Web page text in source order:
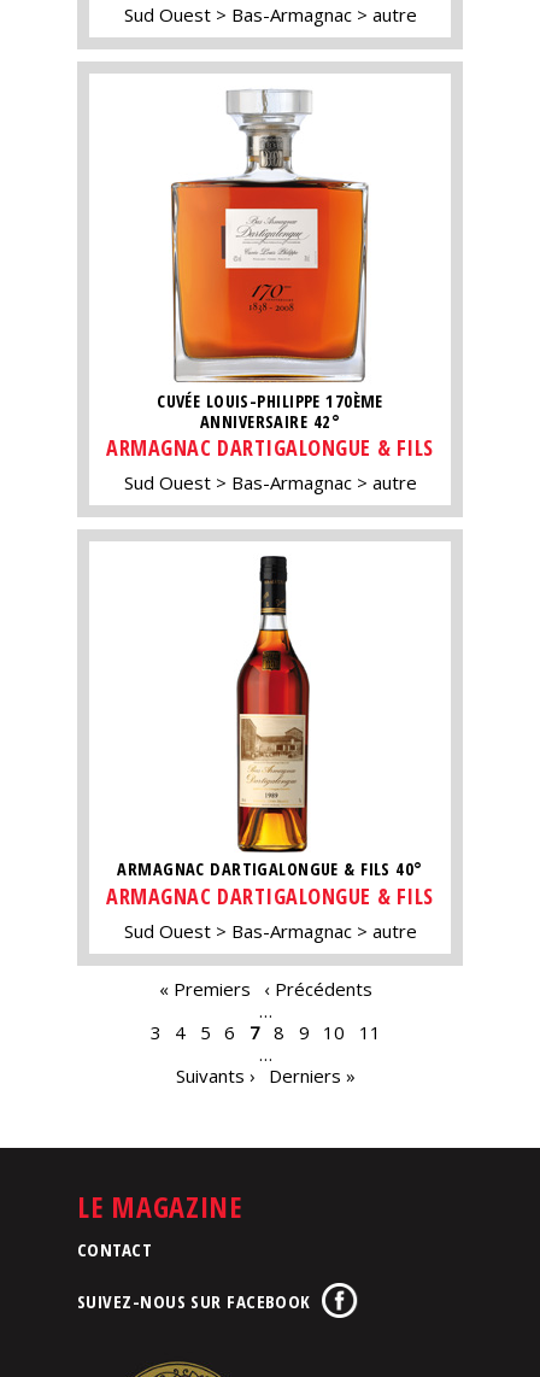
Sud Ouest Bas-Armagnac autre
CUVÉE LOUIS-PHILIPPE 170ÈME
ANNIVERSAIRE 42°
ARMAGNAC DARTIGALONGUE & FILS
Sud Ouest Bas-Armagnac autre
ARMAGNAC DARTIGALONGUE & FILS 40°
ARMAGNAC DARTIGALONGUE & FILS
Sud Ouest Bas-Armagnac autre
« Premiers
‹ Précédents
…
3
4 5 6 7 8 9 10
11
…
Suivants ›
Derniers »
LE MAGAZINE
CONTACT
SUIVEZ-NOUS SUR FACEBOOK